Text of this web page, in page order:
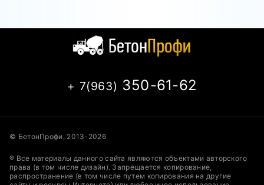
+ 7(963) 350-61-62
© БетонПрофи, 2013-2026
® Все материалы данного сайта являются объектами авторского
права (в том числе дизайн). Запрещается копирование,
распространение (в том числе путем копирования на другие